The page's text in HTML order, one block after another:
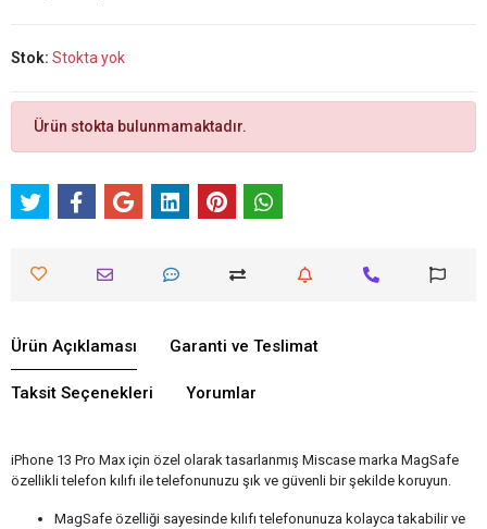
Stok: Stokta yok
Ürün stokta bulunmamaktadır.
Ürün Açıklaması Garanti ve Teslimat
Taksit Seçenekleri Yorumlar
iPhone 13 Pro Max için özel olarak tasarlanmış Miscase marka MagSafe
özellikli telefon kılıfı ile telefonunuzu şık ve güvenli bir şekilde koruyun.
MagSafe özelliği sayesinde kılıfı telefonunuza kolayca takabilir ve